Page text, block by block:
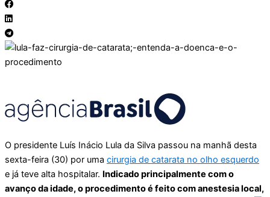
O presidente Luís Inácio Lula da Silva passou na manhã desta
sexta-feira (30) por uma cirurgia de catarata no olho esquerdo
e já teve alta hospitalar. Indicado principalmente com o
avanço da idade, o procedimento é feito com anestesia local,